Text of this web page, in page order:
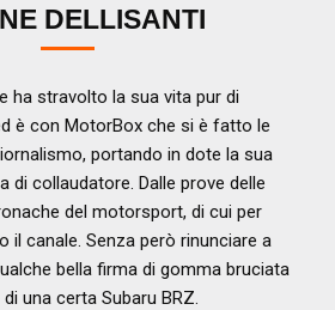
DELLISANTI
ha stravolto la sua vita pur di
è con MotorBox che si è fatto le
portando in dote la sua
di collaudatore. Dalle prove delle
del motorsport, di cui per
il canale. Senza però rinunciare a
bella firma di gomma bruciata
una certa Subaru BRZ.